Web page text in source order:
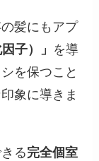
髪にもアプ
子）」 を導
を保つこと
象に導きま
る完全個室